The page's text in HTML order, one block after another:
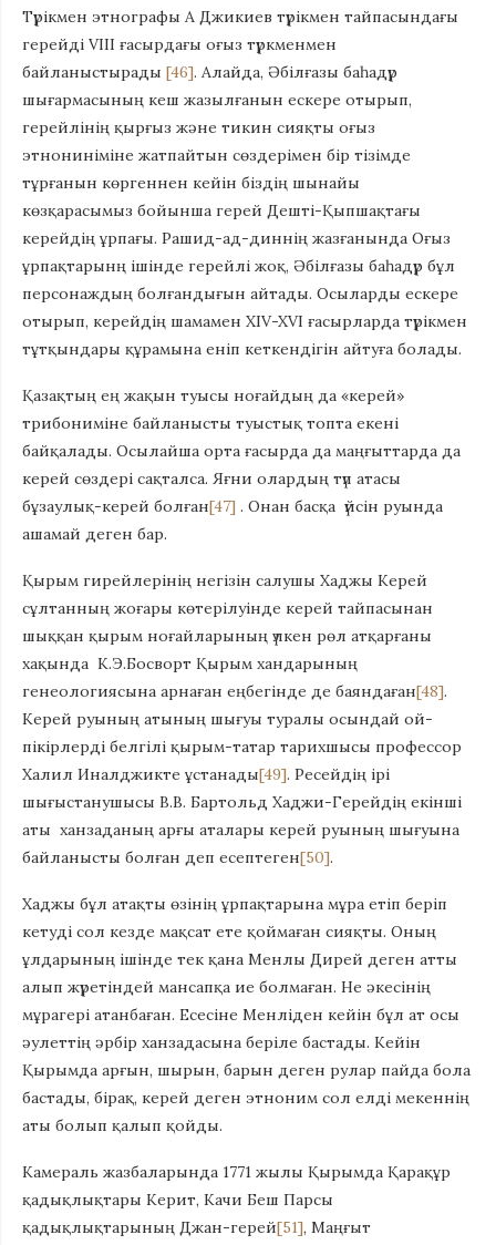
Түрікмен этнографы А Джикиев түрікмен тайпасындағы
герейді VIII ғасырдағы оғыз түркменмен
байланыстырады [46]. Алайда, Әбілғазы баһадүр
шығармасының кеш жазылғанын ескере отырып,
герейлінің қырғыз және тикин сияқты оғыз
этнониніміне жатпайтын сөздерімен бір тізімде
тұрғанын көргеннен кейін біздің шынайы
көзқарасымыз бойынша герей Дешті-Қыпшақтағы
керейдің ұрпағы. Рашид-ад-диннің жазғанында Оғыз
ұрпақтарынң ішінде герейлі жоқ, Әбілғазы баһадүр бұл
персонаждың болғандығын айтады. Осыларды ескере
отырып, керейдің шамамен XIV-XVI ғасырларда түрікмен
тұтқындары құрамына еніп кеткендігін айтуға болады.
Қазақтың ең жақын туысы ноғайдың да «керей»
трибониміне байланысты туыстық топта екені
байқалады. Осылайша орта ғасырда да маңғыттарда да
керей сөздері сақталса. Яғни олардың түп атасы
бұзаулық-керей болған[47] . Онан басқа үйсін руында
ашамай деген бар.
Қырым гирейлерінің негізін салушы Хаджы Керей
сұлтанның жоғары көтерілуінде керей тайпасынан
шыққан қырым ноғайларының үлкен рөл атқарғаны
хақында К.Э.Босворт Қырым хандарының
генеологиясына арнаған еңбегінде де баяндаған[48].
Керей руының атының шығуы туралы осындай ой-
пікірлерді белгілі қырым-татар тарихшысы профессор
Халил Иналджикте ұстанады[49]. Ресейдің ірі
шығыстанушысы В.В. Бартольд Хаджи-Герейдің екінші
аты ханзаданың арғы аталары керей руының шығуына
байланысты болған деп есептеген[50].
Хаджы бұл атақты өзінің ұрпақтарына мұра етіп беріп
кетуді сол кезде мақсат ете қоймаған сияқты. Оның
ұлдарының ішінде тек қана Менлы Дирей деген атты
алып жүретіндей мансапқа ие болмаған. Не әкесінің
мұрагері атанбаған. Есесіне Менліден кейін бұл ат осы
әулеттің әрбір ханзадасына беріле бастады. Кейін
Қырымда арғын, шырын, барын деген рулар пайда бола
бастады, бірақ, керей деген этноним сол елді мекеннің
аты болып қалып қойды.
Камераль жазбаларында 1771 жылы Қырымда Қарақұр
қадықлықтары Керит, Качи Беш Парсы
қадықлықтарының Джан-герей[51], Маңғыт